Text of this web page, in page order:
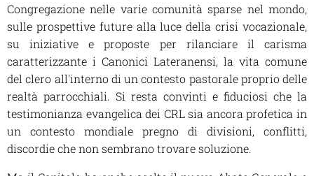
Congregazione nelle varie comunità sparse nel mondo,
sulle prospettive future alla luce della crisi vocazionale,
su iniziative e proposte per rilanciare il carisma
caratterizzante i Canonici Lateranensi, la vita comune
del clero all'interno di un contesto pastorale proprio delle
realtà parrocchiali. Si resta convinti e fiduciosi che la
testimonianza evangelica dei CRL sia ancora profetica in
un contesto mondiale pregno di divisioni, conflitti,
discordie che non sembrano trovare soluzione.